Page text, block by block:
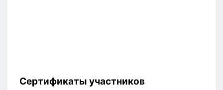
Сертификаты участников